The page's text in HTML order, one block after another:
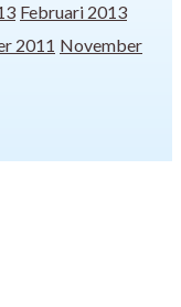
Februari 2013
2011 November